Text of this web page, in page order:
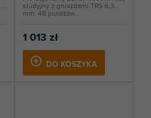
1 013 zł
DO KOSZYKA
studyjny z gniazdami TRS 6,3
mm. 48 punktów...